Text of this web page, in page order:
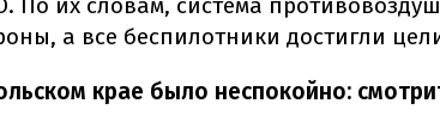
По их словам, система
а все беспилотники достигли
крае было неспокойно: